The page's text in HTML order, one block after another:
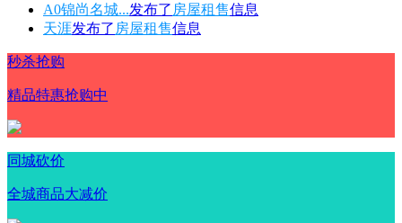
A0锦尚名城...发布了 房屋租售信息
天涯发布了 房屋租售信息
秒杀抢购
精品特惠抢购中
同城砍价
全城商品大减价